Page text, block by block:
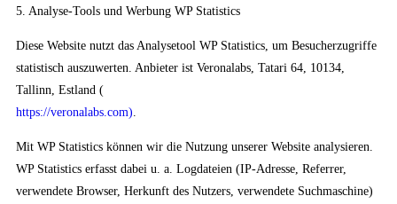
5. Analyse-Tools und Werbung WP Statistics
Diese Website nutzt das Analysetool WP Statistics, um Besucherzugriffe
statistisch auszuwerten. Anbieter ist Veronalabs, Tatari 64, 10134,
Tallinn, Estland (
https://veronalabs.com)
Mit WP Statistics können wir die Nutzung unserer Website analysieren.
WP Statistics erfasst dabei u. a. Logdateien (IP-Adresse, Referrer,
verwendete Browser, Herkunft des Nutzers, verwendete Suchmaschine)